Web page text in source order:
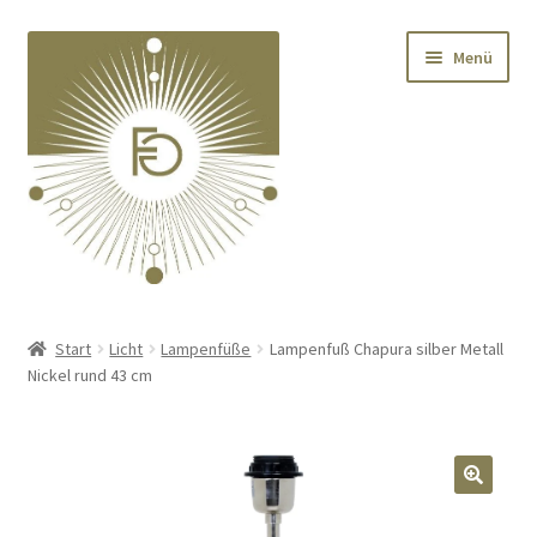
Navigation
springen
springen
Menü
Deko
öffnen
Start Licht Lampenfüße
Lampenfuß Chapura silber Metall
Nickel rund 43 cm